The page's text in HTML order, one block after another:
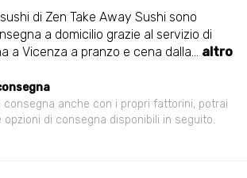
di Zen Take Away Sushi sono
a domicilio grazie al servizio di
a Vicenza a pranzo e cena dalla... altro
consegna anche con i propri fattorini, potrai
opzioni di consegna disponibili in seguito.